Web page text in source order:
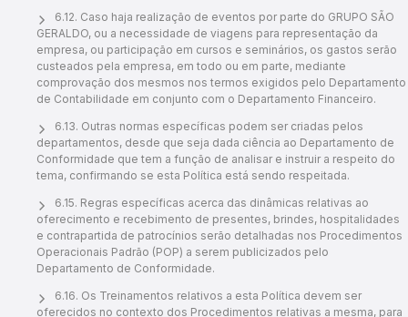
6.12. Caso haja realização de eventos por parte do GRUPO SÃO
GERALDO, ou a necessidade de viagens para representação da
empresa, ou participação em cursos e seminários, os gastos serão
custeados pela empresa, em todo ou em parte, mediante
comprovação dos mesmos nos termos exigidos pelo Departamento
de Contabilidade em conjunto com o Departamento Financeiro.
6.13. Outras normas específicas podem ser criadas pelos
departamentos, desde que seja dada ciência ao Departamento de
Conformidade que tem a função de analisar e instruir a respeito do
tema, confirmando se esta Política está sendo respeitada.
6.15. Regras específicas acerca das dinâmicas relativas ao
oferecimento e recebimento de presentes, brindes, hospitalidades
e contrapartida de patrocínios serão detalhadas nos Procedimentos
Operacionais Padrão (POP) a serem publicizados pelo
Departamento de Conformidade.
6.16. Os Treinamentos relativos a esta Política devem ser
oferecidos no contexto dos Procedimentos relativas a mesma, para